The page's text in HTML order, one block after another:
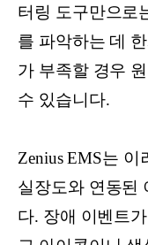
터링 도구만으로
를 파악하는 데
가 부족할 경우
수 있습니다.
Zenius EMS는
실장도와 연동된
다. 장애 이벤트